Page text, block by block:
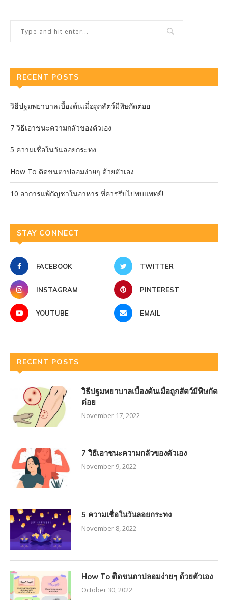
RECENT POSTS
วิธีปฐมพยาบาลเบื้องต้นเมื่อถูกสัตว์มีพิษกัดต่อย
7 วิธีเอาชนะความกลัวของตัวเอง
5 ความเชื่อในวันลอยกระทง
How To ติดขนตาปลอมง่ายๆ ด้วยตัวเอง
10 อาการแพ้กัญชาในอาหาร ที่ควรรีบไปพบแพทย์!
STAY CONNECT
FACEBOOK TWITTER
INSTAGRAM PINTEREST
YOUTUBE EMAIL
RECENT POSTS
วิธีปฐมพยาบาลเบื้องต้นเมื่อถูกสัตว์มีพิษกัด
ต่อย
November 17, 2022
7 วิธีเอาชนะความกลัวของตัวเอง
November 9, 2022
5 ความเชื่อในวันลอยกระทง
November 8, 2022
How To ติดขนตาปลอมง่ายๆ ด้วยตัวเอง
October 30, 2022